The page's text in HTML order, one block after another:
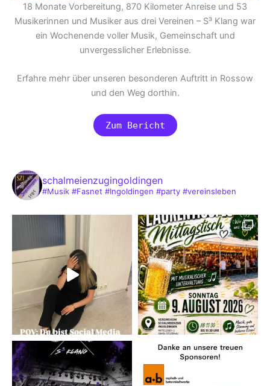
18 Monate Vorbereitung, 870 Kilometer Anreise und 53
Musikerinnen und Musiker aus drei Vereinen – S³ Klang war
ein Wochenende voller Musik, Gemeinschaft und
unvergesslicher Erlebnisse.
Erfahre mehr über unseren besonderen Auftritt in Rossow
und den Weg dorthin.
Zum Bericht
schalmeienzugingoldingen
#Musik #Fasnet #Ingoldingen #party #vereinsleben